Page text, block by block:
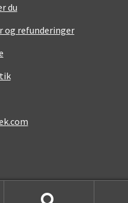
du
og refunderinger